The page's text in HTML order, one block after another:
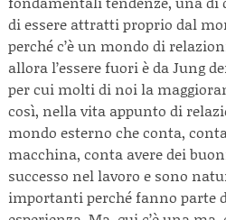
di essere attratti proprio dal
perché c’è un mondo di
allora l’essere fuori è da Jung
per cui molti di noi la
così, nella vita appunto di
mondo esterno che conta,
macchina, conta avere dei
successo nel lavoro e sono
importanti perché fanno parte